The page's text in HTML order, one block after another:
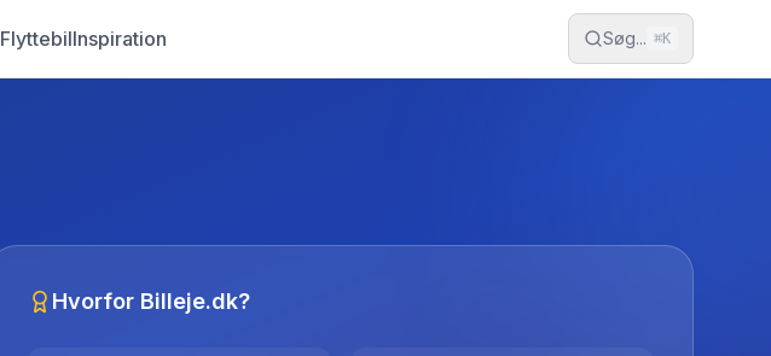
FlyttebilInspiration Søg... ⌘K
Hvorfor Billeje.dk?